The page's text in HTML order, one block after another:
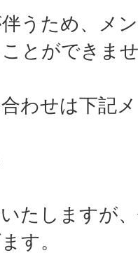
うため、メ
とができま
わせは下記
たしますが
す。